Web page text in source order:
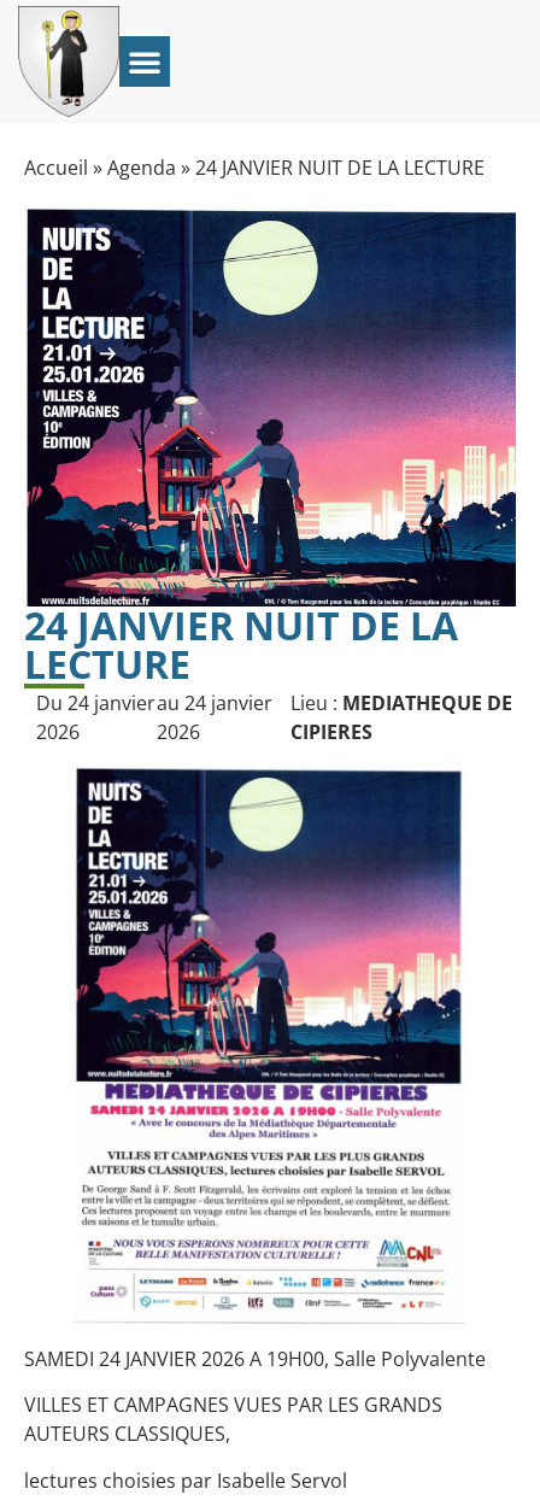
Accueil »Agenda »24 JANVIER NUIT DE LA LECTURE
24 JANVIER NUIT DE LA
LECTURE
Du 24 janvier
2026
au 24 janvier
2026
Lieu : MEDIATHEQUE DE
CIPIERES
SAMEDI 24 JANVIER 2026 A 19H00, Salle Polyvalente
VILLES ET CAMPAGNES VUES PAR LES GRANDS
AUTEURS CLASSIQUES,
lectures choisies par Isabelle Servol